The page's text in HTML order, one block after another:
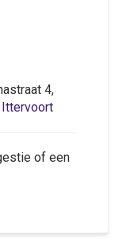
4,
Ittervoort
of een